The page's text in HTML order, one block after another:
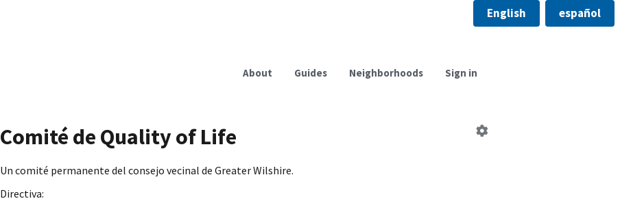
English español
About Guides Neighborhoods Sign in
Comité de Quality of Life
Un comité permanente del consejo vecinal de Greater Wilshire.
Directiva: